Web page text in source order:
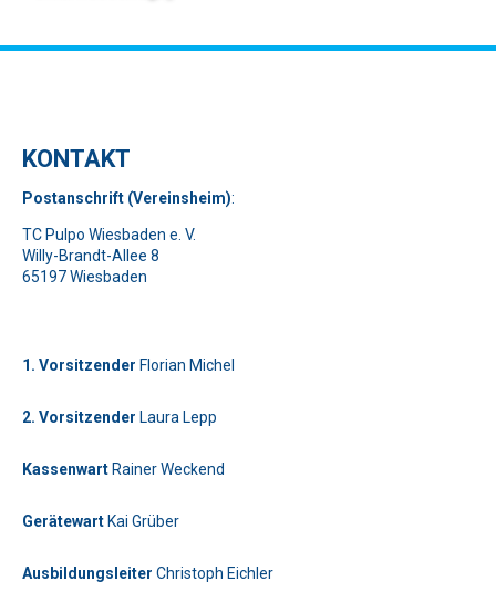
KONTAKT
Postanschrift (Vereinsheim):
TC Pulpo Wiesbaden e. V.
Willy-Brandt-Allee 8
65197 Wiesbaden
1. Vorsitzender Florian Michel
2. Vorsitzender Laura Lepp
KassenwartRainer Weckend
GerätewartKai Grüber
Ausbildungsleiter Christoph Eichler